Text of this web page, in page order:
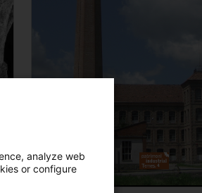
analyze web
or configure